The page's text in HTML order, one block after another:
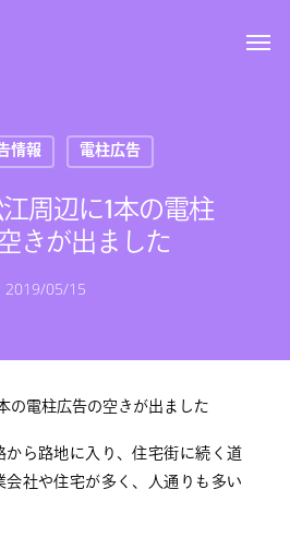
情報 電柱広告
周辺に1本の電柱
きが出ました
2019/05/15
の電柱広告の空きが出ました
から路地に入り、住宅街に続く道
会社や住宅が多く、人通りも多い